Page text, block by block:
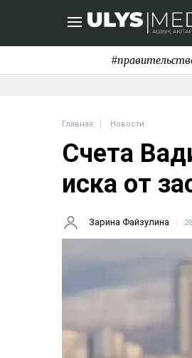
Главная Новости
Счета
иска от
Зарина Файзулина